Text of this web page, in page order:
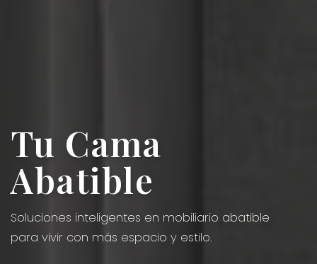
Tu Cama
Abatible
Soluciones inteligentes en mobiliario abatible
para vivir con más espacio y estilo.